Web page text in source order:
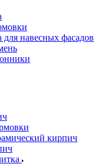
навесных фасадов
кирпич